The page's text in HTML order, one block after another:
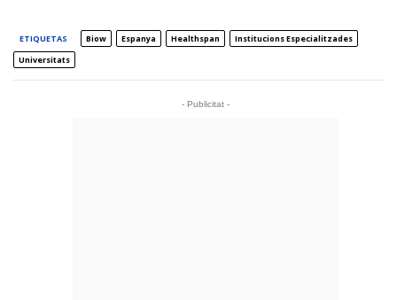
ETIQUETAS Biow Espanya Healthspan
Institucions Especialitzades
Universitats
- Publicitat -